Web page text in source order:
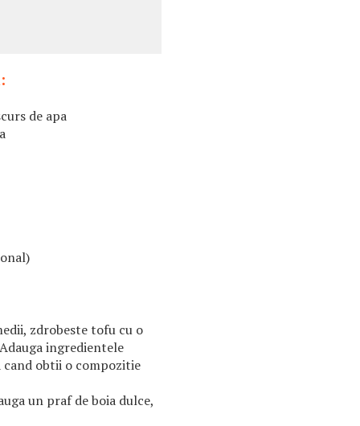
de apa
zdrobeste tofu cu o
ingredientele
cand obtii o compozitie
un praf de boia dulce,